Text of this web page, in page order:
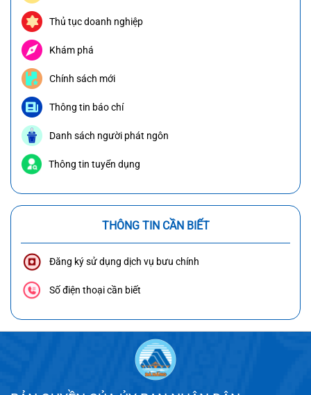
Thủ tục doanh nghiệp
Khám phá
Chính sách mới
Thông tin báo chí
Danh sách người phát ngôn
Thông tin tuyển dụng
THÔNG TIN CẦN BIẾT
Đăng ký sử dụng dịch vụ bưu chính
Số điện thoại cần biết